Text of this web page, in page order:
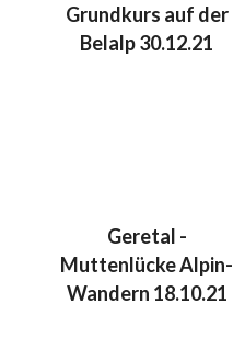
Grundkurs auf der
Belalp 30.12.21
Geretal -
Muttenlücke Alpin-
Wandern 18.10.21